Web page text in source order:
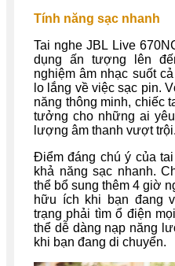
Tính năng sạc nhanh
Tai nghe JBL Live
dụng ấn tượng lên
nghiệm âm nhạc suốt
lo lắng về việc sạc pin.
năng thông minh, chiếc
tưởng cho những ai
lượng âm thanh vượt trội.
Điểm đáng chú ý của
khả năng sạc nhanh.
thể bổ sung thêm 4 giờ
hữu ích khi bạn đang
trạng phải tìm ổ điện
thể dễ dàng nạp năng
khi bạn đang di chuyển.